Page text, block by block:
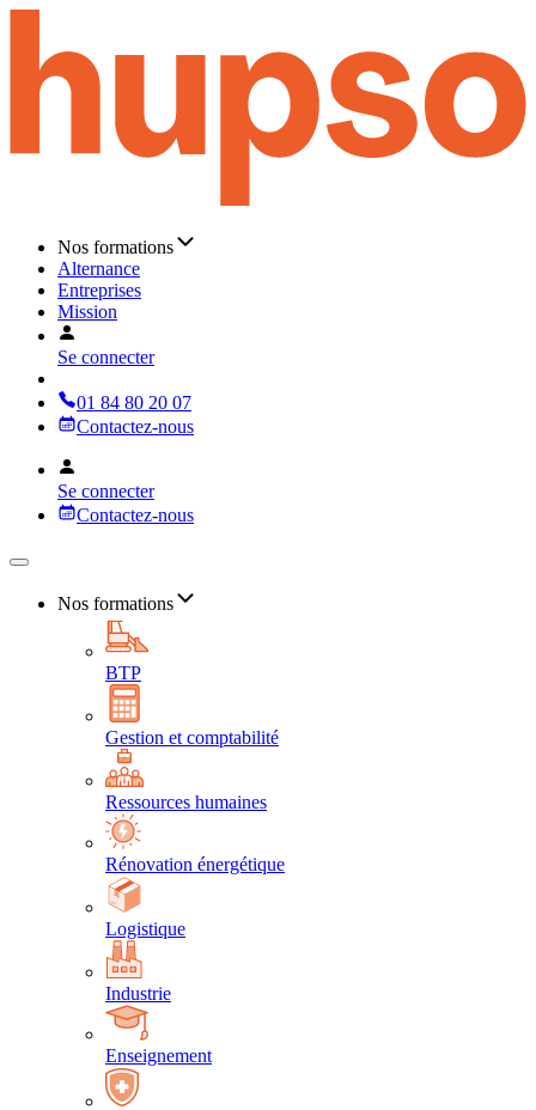
Nos formations
Alternance
Entreprises
Mission
Se connecter
01 84 80 20 07
Contactez-nous
Se connecter
Contactez-nous
Nos formations
BTP
Gestion et comptabilité
Ressources humaines
Rénovation énergétique
Logistique
Industrie
Enseignement